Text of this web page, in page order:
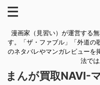
漫画家（見習い）が運営する
す。「ザ・ファブル」「外道の
のネタバレやマンガレビューを
法で
まんが買取NAVI-